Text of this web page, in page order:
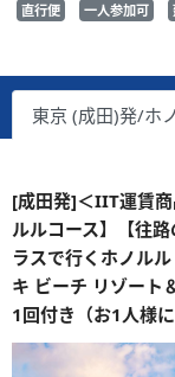
直行便 一人参加可
東京 (成田)発/ホ
[成田発]＜IIT運賃
ルルコース】【往
ラスで行くホノル
キ ビーチ リゾート
1回付き（お1人様